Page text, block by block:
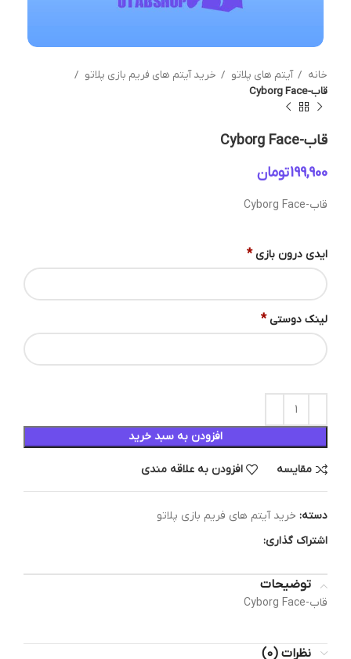
خانه آیتم های پلاتو
خرید آیتم های فریم بازی پلاتو
قاب-Cyborg Face
قاب-Cyborg Face
تومان
قاب-Cyborg Face
ایدی درون بازی *
لینک دوستی *
افزودن به سبد خرید
مقایسه افزودن به علاقه مندی
دسته: خرید آیتم های فریم بازی پلاتو
اشتراک گذاری:
توضیحات
قاب-Cyborg Face
نظرات (0)